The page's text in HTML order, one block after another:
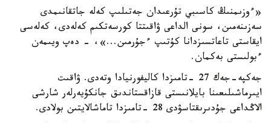
«ءوزىمنىڭ كاسىبي تۇرعىدان جەتىلىپ كەلە جاتقانىمدى
سەزىنەمىن، سونى الداعى ۋاقىتتا كورسەتكىم كەلەدى، كەلەسى
ايقاستى تاعاتسىزدانا كۇتىپ ءجۇرمىن...»، - دەپ ويىمەن
ءبولىستى بەكمان.
جەكپە-جەك 27 -تامىزدا كاليفورنيادا وتەدى. ۋاقىت
ايىرماشىلىعىنا بايلانىستى قازاقستاندىق جانكۇيەرلەر شارشى
الاڭداعى جۇدىرىقتاسۋدى 28 -تامىزدا تاماشالايتىن بولادى.